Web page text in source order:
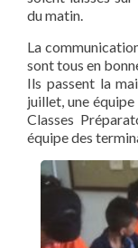
du matin.
La
sont tous en
Ils passent la
juillet, une
Classes
équipe des